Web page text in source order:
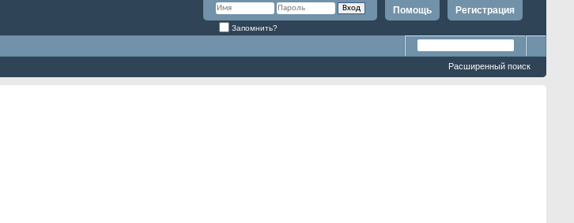
Регистрация
Помощь
Запомнить?
Расширенный поиск